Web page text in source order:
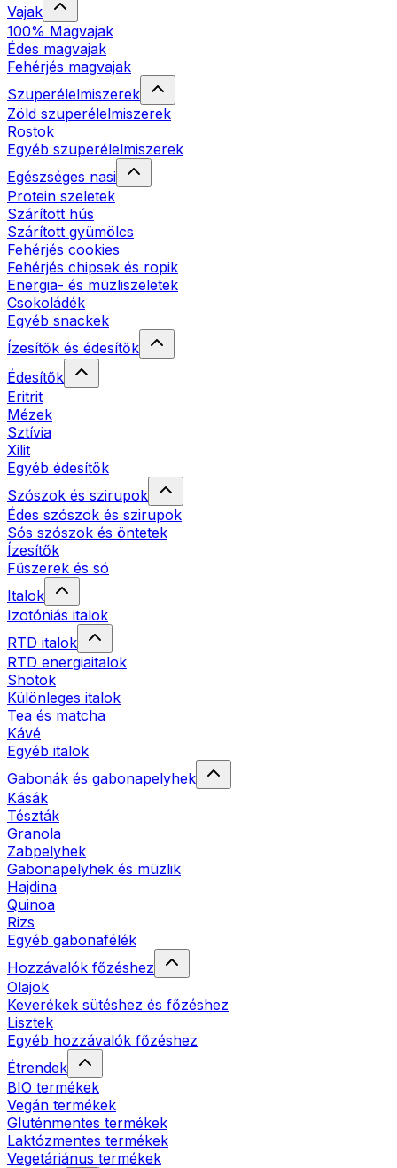
Vajak
100% Magvajak
Édes magvajak
Fehérjés magvajak
Szuperélelmiszerek
Zöld szuperélelmiszerek
Rostok
Egyéb szuperélelmiszerek
Egészséges nasi
Protein szeletek
Szárított hús
Szárított gyümölcs
Fehérjés cookies
Fehérjés chipsek és ropik
Energia- és müzliszeletek
Csokoládék
Egyéb snackek
Ízesítők és édesítők
Édesítők
Eritrit
Mézek
Sztívia
Xilit
Egyéb édesítők
Szószok és szirupok
Édes szószok és szirupok
Sós szószok és öntetek
Ízesítők
Fűszerek és só
Italok
Izotóniás italok
RTD italok
RTD energiaitalok
Shotok
Különleges italok
Tea és matcha
Kávé
Egyéb italok
Gabonák és gabonapelyhek
Kásák
Tészták
Granola
Zabpelyhek
Gabonapelyhek és müzlik
Hajdina
Quinoa
Rizs
Egyéb gabonafélék
Hozzávalók főzéshez
Olajok
Keverékek sütéshez és főzéshez
Lisztek
Egyéb hozzávalók főzéshez
Étrendek
BIO termékek
Vegán termékek
Gluténmentes termékek
Laktózmentes termékek
Vegetáriánus termékek